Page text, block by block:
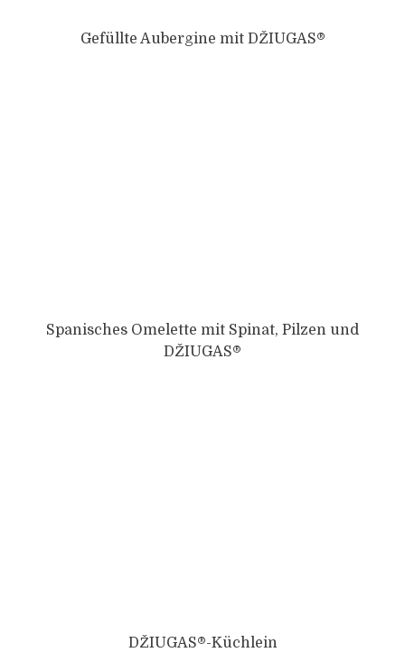
Gefüllte Aubergine mit DŽIUGAS®
Spanisches Omelette mit Spinat, Pilzen und
DŽIUGAS®
DŽIUGAS®-Küchlein